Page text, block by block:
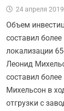
24 апреля 2019
Объем
составил
локализации
Леонид
составил
Михельсон в
отгрузки с